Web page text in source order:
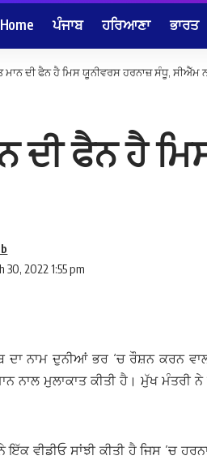
Home ਪੰਜਾਬ ਹਰਿਆਣਾ ਭਾਰਤ
ਮਾਨ ਦੀ ਫੈਨ ਹੈ ਮਿਸ ਯੂਨੀਵਰਸ ਹਰਨਾਜ਼ ਸੰਧੂ, ਸੀਐੱਮ
ਦੀ ਫੈਨ ਹੈ
2022 1:55 pm
ਦਾ ਨਾਮ ਦੁਨੀਆਂ ਭਰ ‘ਚ ਰੌਸ਼ਨ ਕਰਨ
ਨਾਲ ਮੁਲਾਕਾਤ ਕੀਤੀ ਹੈ। ਮੁੱਖ ਮੰਤਰੀ
ਇੱਕ ਵੀਡੀਓ ਸਾਂਝੀ ਕੀਤੀ ਹੈ ਜਿਸ ’ਚ